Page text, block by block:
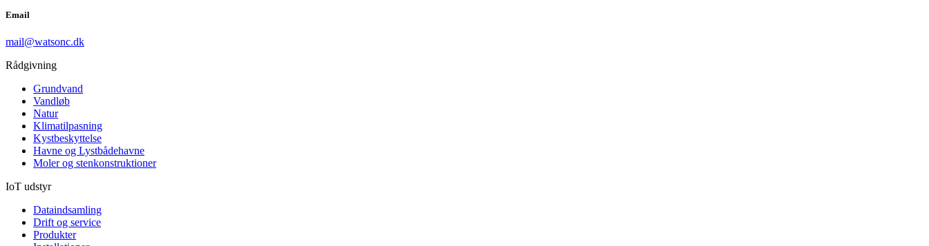
Email
mail@watsonc.dk
Rådgivning
Grundvand
Vandløb
Natur
Klimatilpasning
Kystbeskyttelse
Havne og Lystbådehavne
Moler og stenkonstruktioner
IoT udstyr
Dataindsamling
Drift og service
Produkter